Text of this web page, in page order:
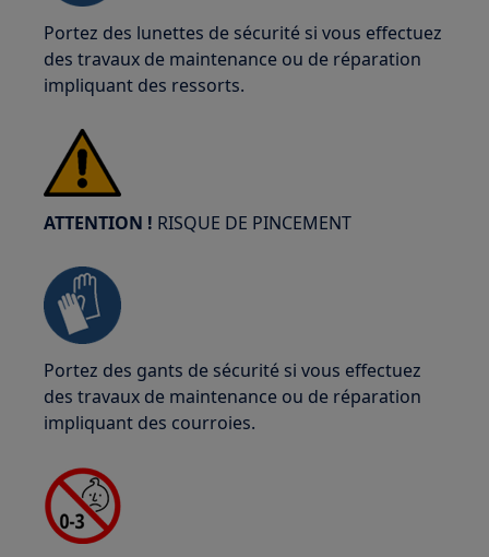
Portez des lunettes de sécurité si vous effectuez
des travaux de maintenance ou de réparation
impliquant des ressorts.
ATTENTION ! RISQUE DE PINCEMENT
Portez des gants de sécurité si vous effectuez
des travaux de maintenance ou de réparation
impliquant des courroies.